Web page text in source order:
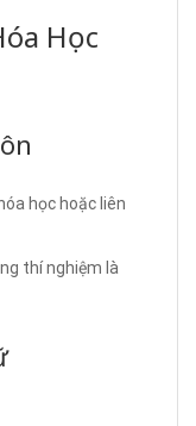
Học
học hoặc liên
thí nghiệm là